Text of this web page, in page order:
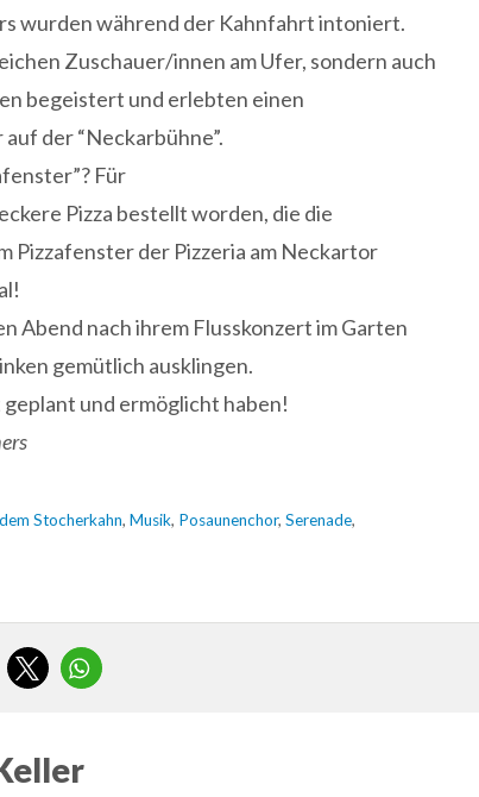
wurden während der Kahnfahrt intoniert.
Zuschauer/innen am Ufer, sondern auch
begeistert und erlebten einen
der “Neckarbühne”.
Für
Pizza bestellt worden, die die
Pizzafenster der Pizzeria am Neckartor
Abend nach ihrem Flusskonzert im Garten
gemütlich ausklingen.
geplant und ermöglicht haben!
Stocherkahn, Musik, Posaunenchor, Serenade,